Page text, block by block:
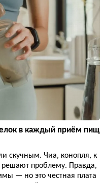
в каждый приём пищ
скучным. Чиа, конопля, к
проблему. Правда,
— но это честная плата